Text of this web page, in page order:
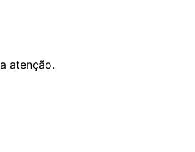
atenção.